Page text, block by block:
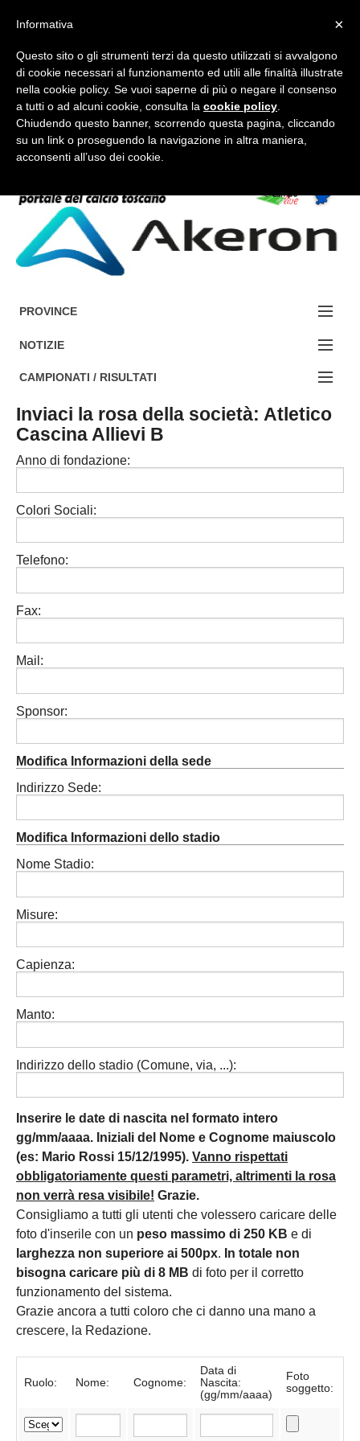
FORUM-ACCEDI
Accedi / Registrati
PROVINCE
EDIZIONE:
AREZZO
FIRENZE
GROSSETO
LIVORNO
LUCCA
PISA
SIENA
NOTIZIE
NOTIZIE:
Societa' professionistiche
Le iniziative di TOSCANA GOL
Beach soccer
Rappresentative regionali e provinciali
Calcio femminile
Amatori AICS Lucca
CAMPIONATI / RISULTATI
Campionati :
Inviaci la rosa della società: Atletico
Cascina Allievi B
Anno di fondazione:
Colori Sociali:
Telefono:
Fax:
Mail:
Sponsor:
Modifica Informazioni della sede
Indirizzo Sede:
Modifica Informazioni dello stadio
Nome Stadio:
Misure:
Capienza:
Manto:
Indirizzo dello stadio (Comune, via, ...):
Inserire le date di nascita nel formato intero
gg/mm/aaaa. Iniziali del Nome e Cognome maiuscolo
(es: Mario Rossi 15/12/1995). Vanno rispettati
obbligatoriamente questi parametri, altrimenti la rosa
non verrà resa visibile! Grazie.
Consigliamo a tutti gli utenti che volessero caricare delle
foto d'inserile con un peso massimo di 250 KB e di
larghezza non superiore ai 500px. In totale non
bisogna caricare più di 8 MB di foto per il corretto
funzionamento del sistema.
Grazie ancora a tutti coloro che ci danno una mano a
crescere, la Redazione.
Ruolo: Nome: Cognome:
Data di
Nascita:
(gg/mm/aaaa)
Foto
soggetto:
×
Informativa
Questo sito o gli strumenti terzi da questo utilizzati si avvalgono
di cookie necessari al funzionamento ed utili alle finalità illustrate
nella cookie policy. Se vuoi saperne di più o negare il consenso
a tutti o ad alcuni cookie, consulta la cookie policy
Chiudendo questo banner, scorrendo questa pagina, cliccando
su un link o proseguendo la navigazione in altra maniera,
acconsenti all’uso dei cookie.